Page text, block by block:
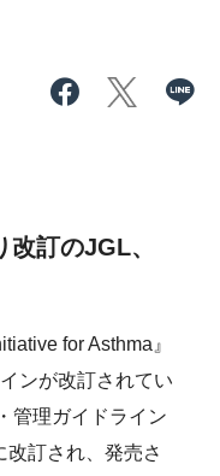
訂のJGL、
for Asthma』
ンが改訂されてい
管理ガイドライン
訂され、発売さ